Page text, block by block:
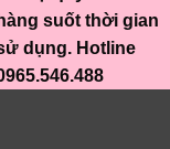
hàng suốt thời gian
dụng. Hotline